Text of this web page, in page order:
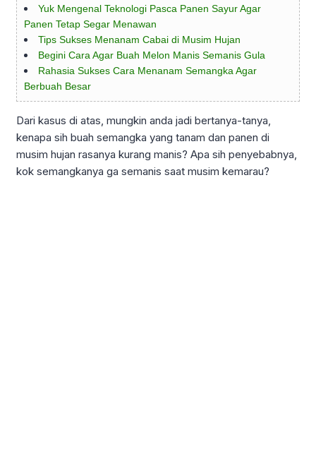
Yuk Mengenal Teknologi Pasca Panen Sayur Agar
Panen Tetap Segar Menawan
Tips Sukses Menanam Cabai di Musim Hujan
Begini Cara Agar Buah Melon Manis Semanis Gula
Rahasia Sukses Cara Menanam Semangka Agar
Berbuah Besar
Dari kasus di atas, mungkin anda jadi bertanya-tanya,
kenapa sih buah semangka yang tanam dan panen di
musim hujan rasanya kurang manis? Apa sih penyebabnya,
kok semangkanya ga semanis saat musim kemarau?